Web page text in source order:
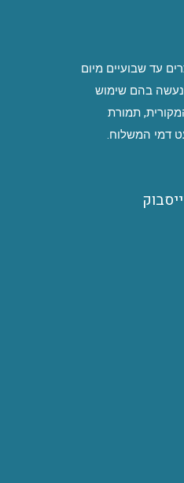
עד שבועיים מיום
בהם שימוש
תמורת
דמי המשלוח.